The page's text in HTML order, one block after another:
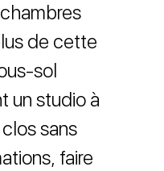
de cette
sol
un studio à
sans
faire